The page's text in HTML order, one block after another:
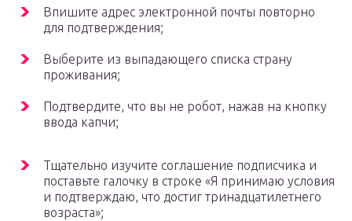
Впишите адрес электронной почты повторно
для подтверждения;
Выберите из выпадающего списка страну
проживания;
Подтвердите, что вы не робот, нажав на кнопку
ввода капчи;
Тщательно изучите соглашение подписчика и
поставьте галочку в строке «Я принимаю условия
и подтверждаю, что достиг тринадцатилетнего
возраста»;